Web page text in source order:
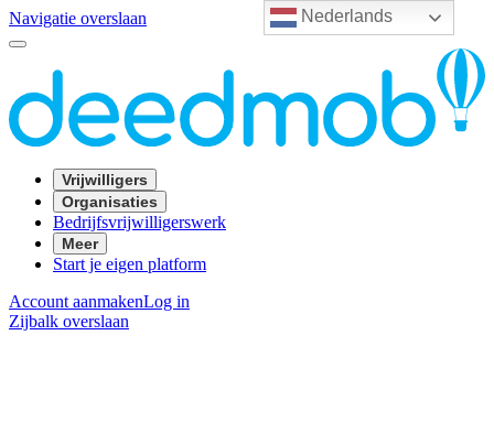
Nederlands
Navigatie overslaan
Vrijwilligers
Organisaties
Bedrijfsvrijwilligerswerk
Meer
Start je eigen platform
Account aanmakenLog in
Zijbalk overslaan